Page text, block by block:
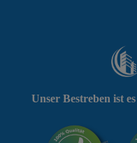
Unser Bestreben ist